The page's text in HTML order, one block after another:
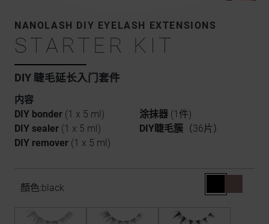
NANOLASH DIY EYELASH EXTENSIONS
STARTER KIT
DIY 睫毛延长入门套件
内容
DIY bonder (1 x 5 ml)
DIY sealer (1 x 5 ml)
DIY remover (1 x 5 ml)
涂抹器 (1件)
DIY睫毛簇 （36片）
顏色:black